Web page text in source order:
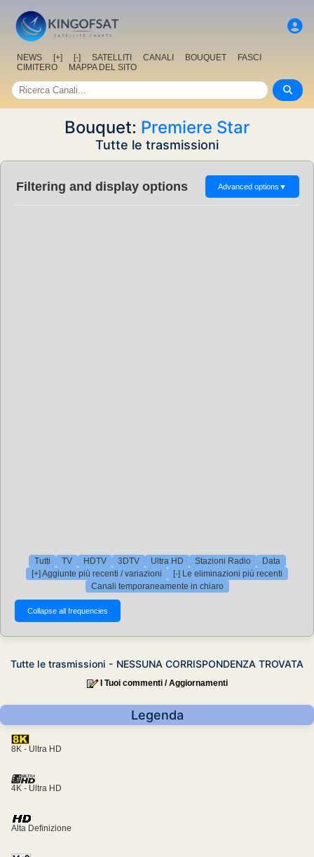
NEWS [+] [-] SATELLITI CANALI BOUQUET
FASCI
CIMITERO
MAPPA DEL SITO
Bouquet: Premiere Star
Tutte le trasmissioni
Filtering and display options Advanced options ▼
Tutti TV HDTV 3DTV Ultra HD Stazioni Radio
Data
[+] Aggiunte più recenti / variazioni
[-] Le eliminazioni più recenti
Canali temporaneamente in chiaro
Tutte le trasmissioni - NESSUNA CORRISPONDENZA TROVATA
I Tuoi commenti / Aggiornamenti
Legenda
8K - Ultra HD
4K - Ultra HD
Alta Definizione